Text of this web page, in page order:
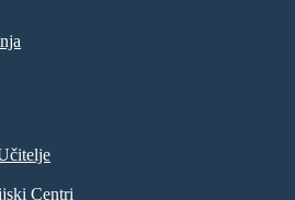
Centri